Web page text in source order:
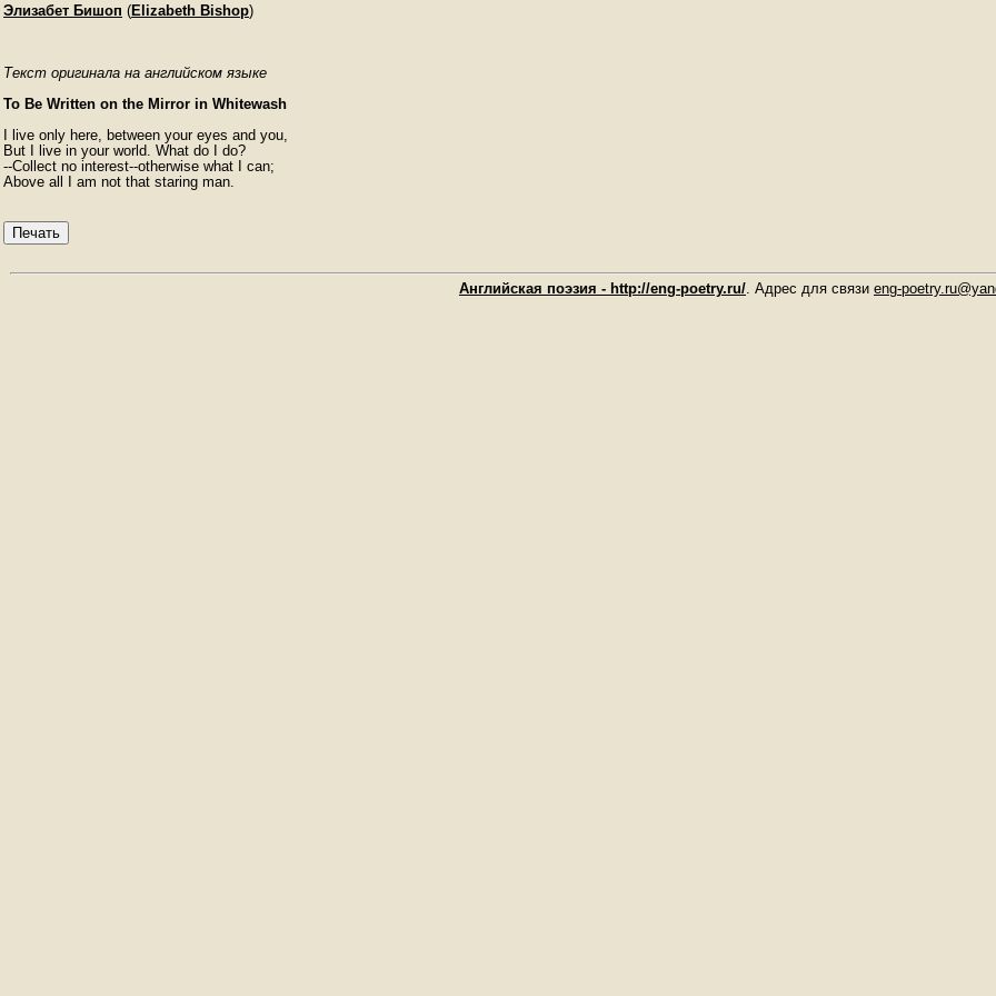
Элизабет Бишоп (Elizabeth Bishop)
Текст оригинала на английском языке
To Be Written on the Mirror in Whitewash
I live only here, between your eyes and you,
But I live in your world. What do I do?
--Collect no interest--otherwise what I can;
Печать
Английская поэзия - http://eng-poetry.ru/. Адрес для связи eng-